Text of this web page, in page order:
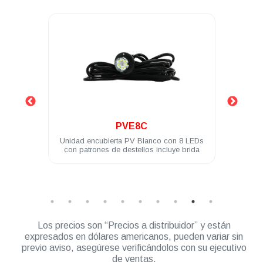
PVL4A
Modulo PV ASSAULT 4 LED 3W difusor
180° ámbar
Los precios son “Precios a distribuidor” y están
expresados en dólares americanos, pueden variar sin
previo aviso, asegúrese verificándolos con su ejecutivo
de ventas.